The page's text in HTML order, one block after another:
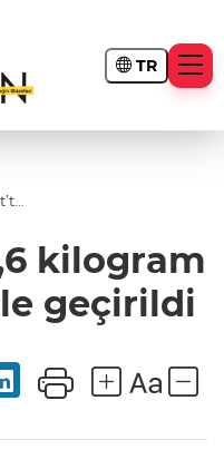
TR
kilogram
geçirildi